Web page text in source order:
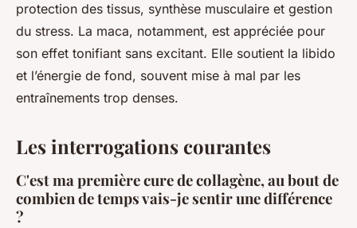
protection des tissus, synthèse musculaire et gestion
du stress. La maca, notamment, est appréciée pour
son effet tonifiant sans excitant. Elle soutient la libido
et l’énergie de fond, souvent mise à mal par les
entraînements trop denses.
Les interrogations courantes
C'est ma première cure de collagène, au bout de
combien de temps vais-je sentir une différence
?